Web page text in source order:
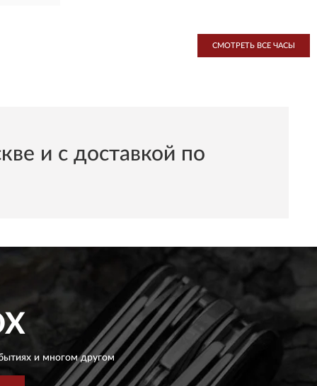
СМОТРЕТЬ ВСЕ ЧАСЫ
и с доставкой по
и многом другом